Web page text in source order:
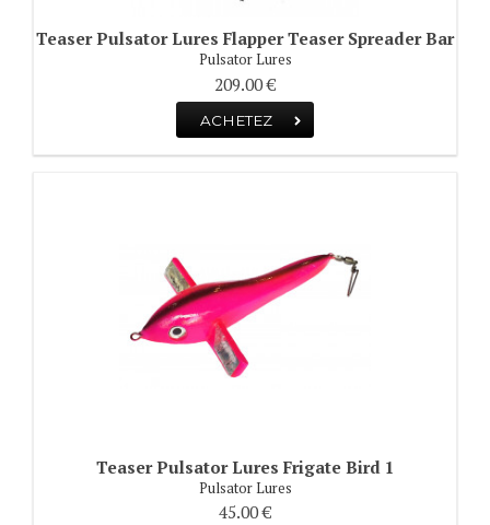
Teaser Pulsator Lures Flapper Teaser Spreader Bar
Pulsator Lures
209.00 €
ACHETEZ
Teaser Pulsator Lures Frigate Bird 1
Pulsator Lures
45.00 €